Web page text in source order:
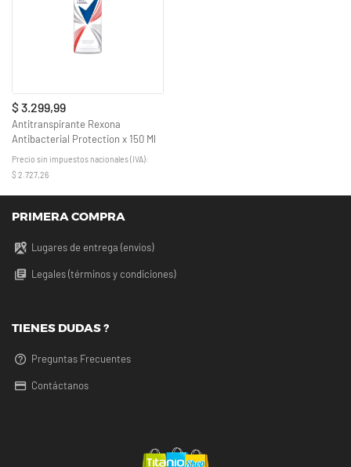
$ 3.299,99
Antitranspirante Rexona
Antibacterial Protection x 150 Ml
Precio sin impuestos nacionales (IVA):
$ 2.727,26
PRIMERA COMPRA
Lugares de entrega (envíos)
Legales (términos y condiciones)
TIENES DUDAS ?
Preguntas Frecuentes
Contáctanos